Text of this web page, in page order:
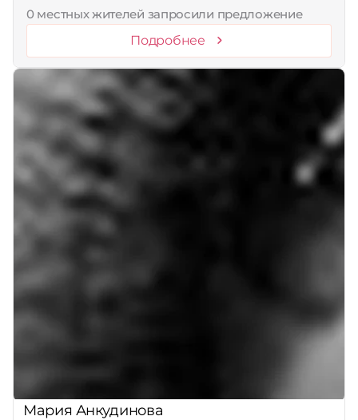
0 местных жителей запросили предложение
Подробнее
Мария Анкудинова